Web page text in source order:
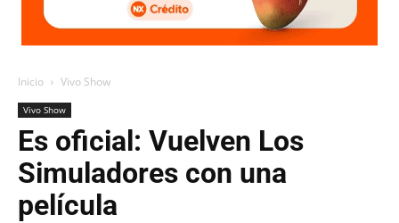
Inicio Vivo Show
Vivo Show
Es oficial: Vuelven Los
Simuladores con una
película